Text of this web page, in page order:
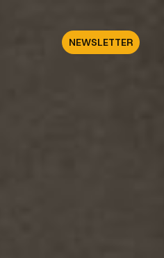
NEWSLETTER